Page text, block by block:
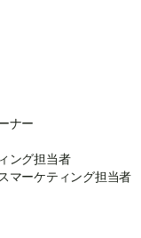
ナー
ング担当者
マーケティング担当者